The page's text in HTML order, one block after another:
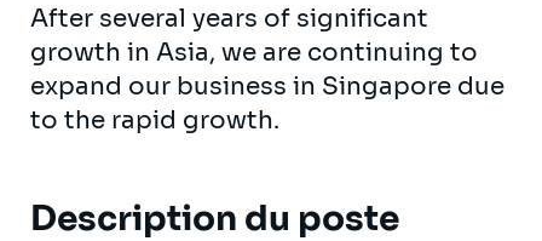
After several years of significant
growth in Asia, we are continuing to
expand our business in Singapore due
to the rapid growth.
Description du poste